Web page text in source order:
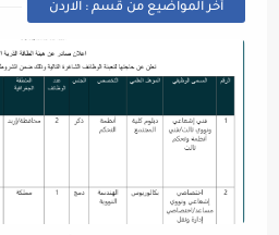
أخر المواضيع من قسم : الاردن